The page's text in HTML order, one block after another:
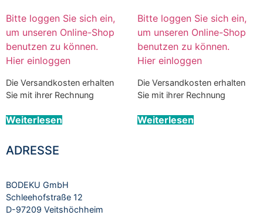
Bitte loggen Sie sich ein,
um unseren Online-Shop
benutzen zu können.
Hier einloggen
Die Versandkosten erhalten
Sie mit ihrer Rechnung
Weiterlesen
Bitte loggen Sie sich ein,
um unseren Online-Shop
benutzen zu können.
Hier einloggen
Die Versandkosten erhalten
Sie mit ihrer Rechnung
Weiterlesen
ADRESSE
BODEKU GmbH
Schleehofstraße 12
D-97209 Veitshöchheim